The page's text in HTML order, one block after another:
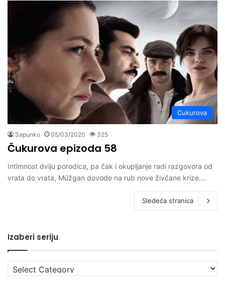
Cukurova
Sapunko 05/03/2020 325
Čukurova epizoda 58
Intimnost dviju porodica, pa čak i okupljanje radi razgovora od
vrata do vrata, Müžgan dovode na rub nove živčane krize.…
Sledeća stranica
Izaberi seriju
Izaberi
seriju